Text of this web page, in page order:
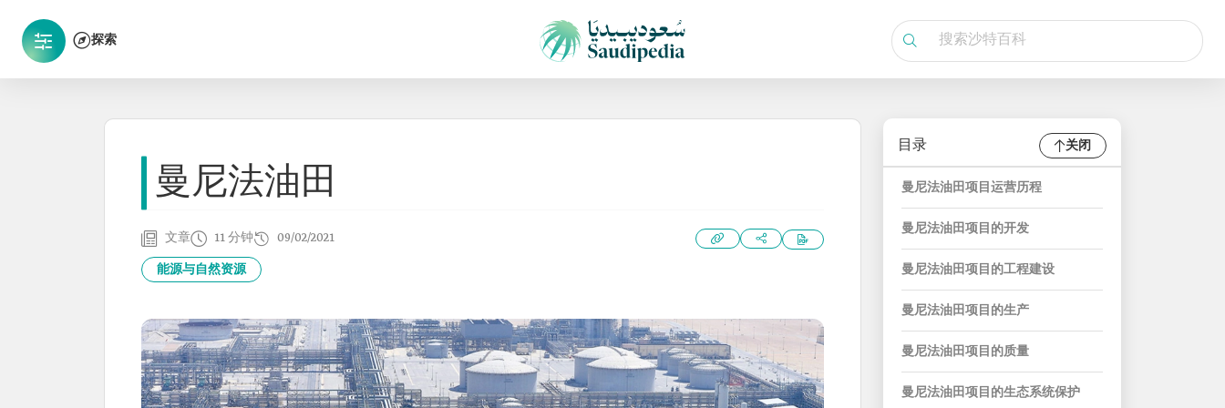
探索
曼尼法油田
文章 11 分钟 09/02/2021
能源与自然资源
目录 关闭
曼尼法油田项目运营历程
曼尼法油田项目的开发
曼尼法油田项目的工程建设
曼尼法油田项目的生产
曼尼法油田项目的质量
曼尼法油田项目的生态系统保护